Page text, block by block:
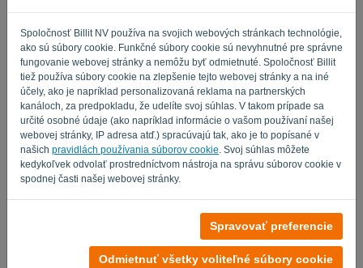
Spoločnosť Billit NV používa na svojich webových stránkach technológie,
ako sú súbory cookie. Funkčné súbory cookie sú nevyhnutné pre správne
fungovanie webovej stránky a nemôžu byť odmietnuté. Spoločnosť Billit
tiež používa súbory cookie na zlepšenie tejto webovej stránky a na iné
účely, ako je napríklad personalizovaná reklama na partnerských
kanáloch, za predpokladu, že udelíte svoj súhlas. V takom prípade sa
určité osobné údaje (ako napríklad informácie o vašom používaní našej
webovej stránky, IP adresa atď.) spracúvajú tak, ako je to popísané v
našich pravidlách používania súborov cookie . Svoj súhlas môžete
kedykoľvek odvolať prostredníctvom nástroja na správu súborov cookie v
spodnej časti našej webovej stránky.
Spravovať preferencie
Odmietnuť všetky voliteľné súbory cookie
Pripomínajte mi Zabudnuté heslo?
PRIHLÁSIŤ SA
Vyskúšajte teraz zadarmo